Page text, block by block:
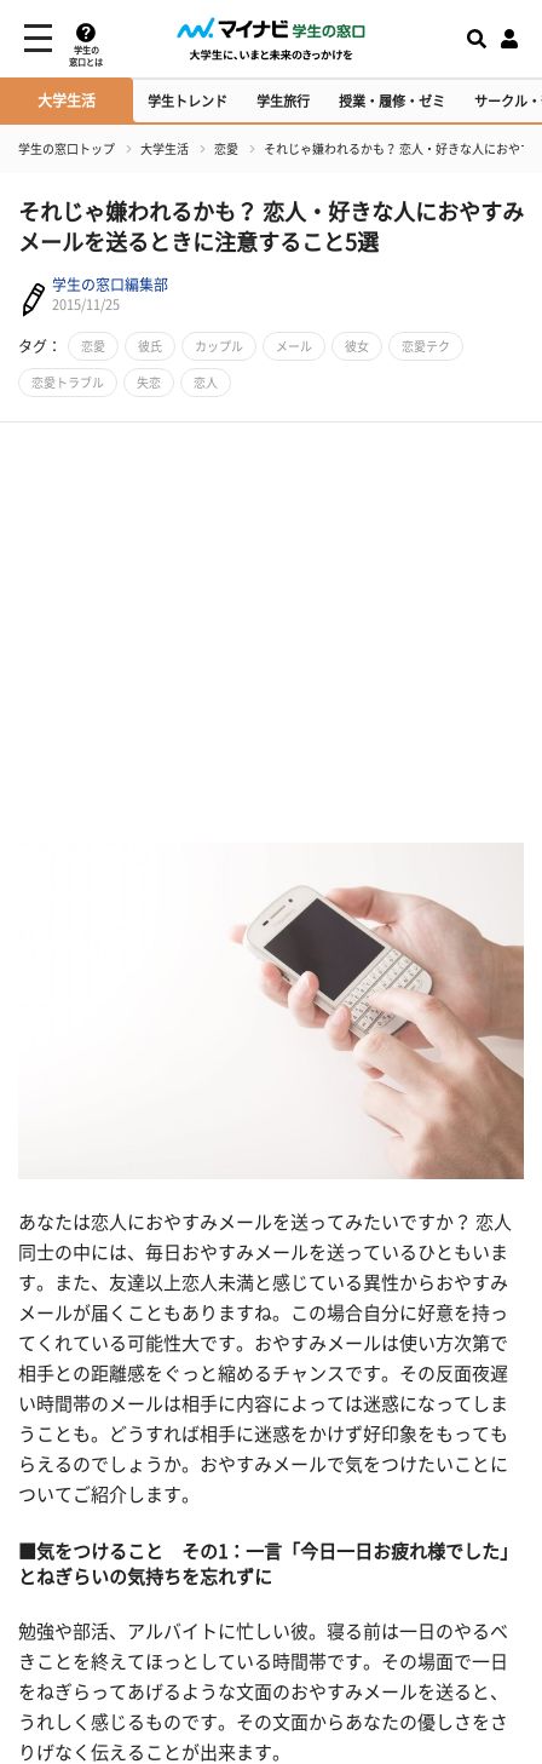
学生の
窓口とは
大学生活 学生トレンド 学生旅行 授業・履修・ゼミ サークル
学生の窓口トップ 大学生活 恋愛 それじゃ嫌われるかも？ 恋人・好きな人におやす
それじゃ嫌われるかも？ 恋人・好きな人におやすみ
メールを送るときに注意すること5選
学生の窓口編集部
2015/11/25
タグ： 恋愛 彼氏 カップル メール 彼女 恋愛テク
恋愛トラブル 失恋 恋人
あなたは恋人におやすみメールを送ってみたいですか？ 恋人
同士の中には、毎日おやすみメールを送っているひともいま
す。また、友達以上恋人未満と感じている異性からおやすみ
メールが届くこともありますね。この場合自分に好意を持っ
てくれている可能性大です。おやすみメールは使い方次第で
相手との距離感をぐっと縮めるチャンスです。その反面夜遅
い時間帯のメールは相手に内容によっては迷惑になってしま
うことも。どうすれば相手に迷惑をかけず好印象をもっても
らえるのでしょうか。おやすみメールで気をつけたいことに
ついてご紹介します。
■気をつけること その1：一言「今日一日お疲れ様でした」
とねぎらいの気持ちを忘れずに
勉強や部活、アルバイトに忙しい彼。寝る前は一日のやるべ
きことを終えてほっとしている時間帯です。その場面で一日
をねぎらってあげるような文面のおやすみメールを送ると、
うれしく感じるものです。その文面からあなたの優しさをさ
りげなく伝えることが出来ます。